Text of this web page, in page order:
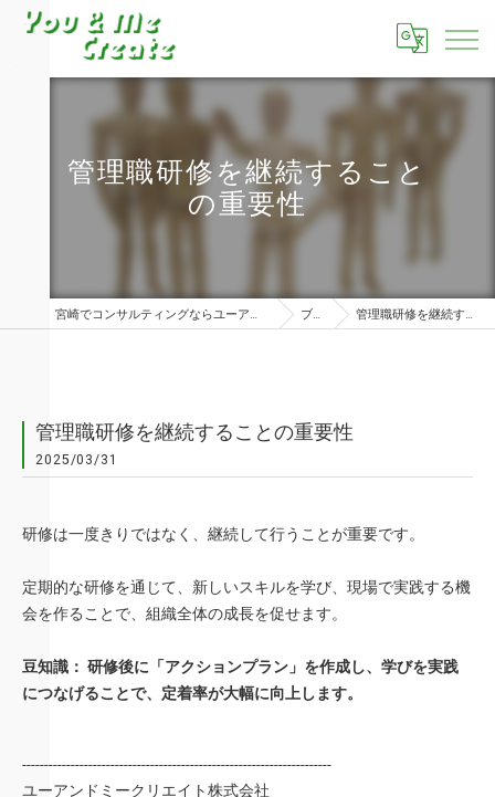
管理職研修を継続すること
の重要性
宮崎でコンサルティングならユーアンドミークリエイト株式会社 ブログ 管理職研修を継続することの重要性
管理職研修を継続することの重要性
2025/03/31
研修は一度きりではなく、継続して行うことが重要です。
定期的な研修を通じて、新しいスキルを学び、現場で実践する機
会を作ることで、組織全体の成長を促せます。
豆知識： 研修後に「アクションプラン」を作成し、学びを実践
につなげることで、定着率が大幅に向上します。
----------------------------------------------------------------------
ユーアンドミークリエイト株式会社